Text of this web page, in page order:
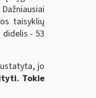
taisyklių
- 53
jo
Tokie